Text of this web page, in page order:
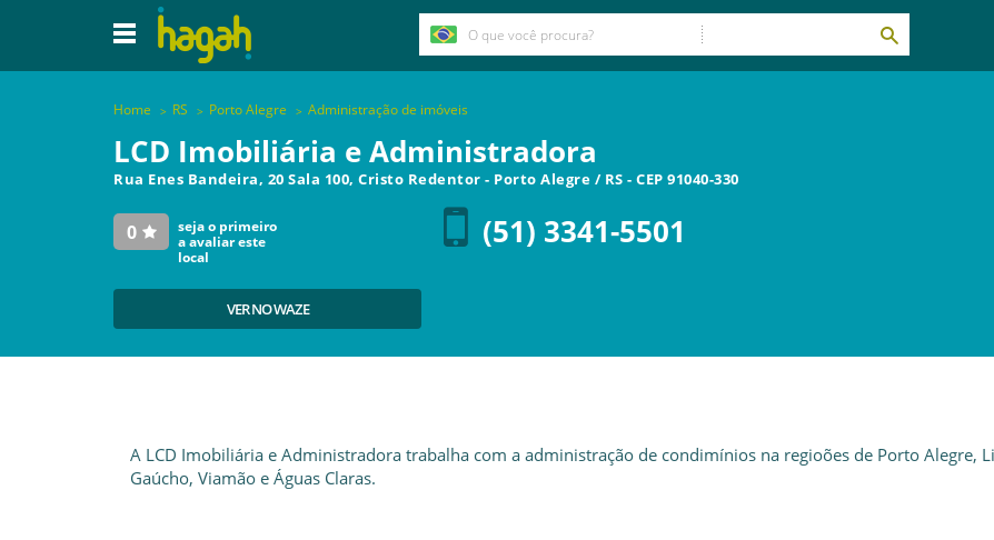
Home RS Porto Alegre Administração de imóveis
LCD Imobiliária e Administradora
Rua Enes Bandeira, 20 Sala 100, Cristo Redentor - Porto Alegre / RS - CEP 91040-330
0
seja o primeiro
a avaliar este
local
(51) 3341-5501
VER NO WAZE
A LCD Imobiliária e Administradora trabalha com a administração de condimínios na regioões de Porto Alegre,
Gaúcho, Viamão e Águas Claras.